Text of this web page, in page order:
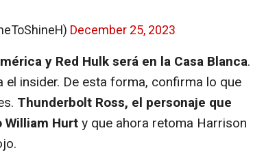
December 25, 2023
y Red Hulk será en la Casa Blanca.
insider. De esta forma, confirma lo que
Thunderbolt Ross, el personaje que
Hurty que ahora retoma Harrison